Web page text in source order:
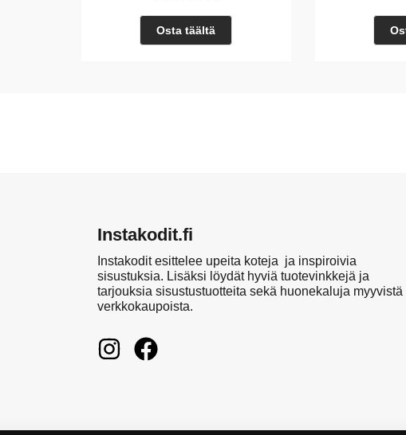
Osta täältä
Instakodit.fi
Instakodit esittelee upeita koteja ja inspiroivia
sisustuksia. Lisäksi löydät hyviä tuotevinkkejä ja
tarjouksia sisustustuotteita sekä huonekaluja myyvistä
verkkokaupoista.